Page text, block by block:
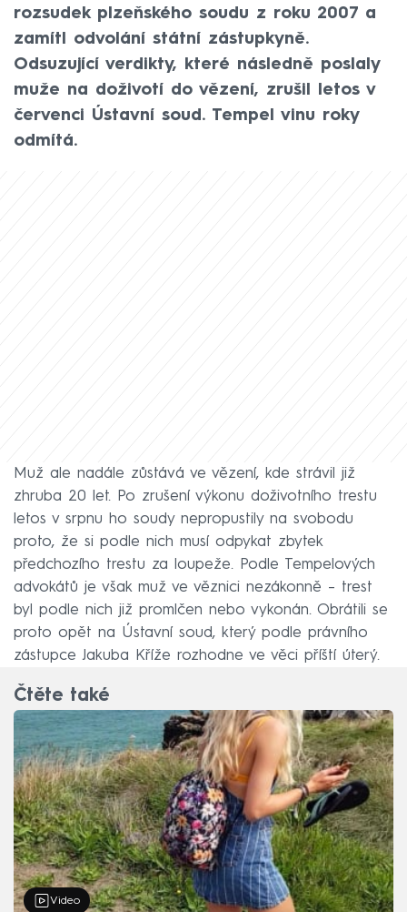
rozsudek plzeňského soudu z roku 2007 a
zamítl odvolání státní zástupkyně.
Odsuzující verdikty, které následně poslaly
muže na doživotí do vězení, zrušil letos v
červenci Ústavní soud. Tempel vinu roky
odmítá.
Muž ale nadále zůstává ve vězení, kde strávil již
zhruba 20 let. Po zrušení výkonu doživotního trestu
letos v srpnu ho soudy nepropustily na svobodu
proto, že si podle nich musí odpykat zbytek
předchozího trestu za loupeže. Podle Tempelových
advokátů je však muž ve věznici nezákonně – trest
byl podle nich již promlčen nebo vykonán. Obrátili se
proto opět na Ústavní soud, který podle právního
zástupce Jakuba Kříže rozhodne ve věci příští úterý.
Čtěte také
Video